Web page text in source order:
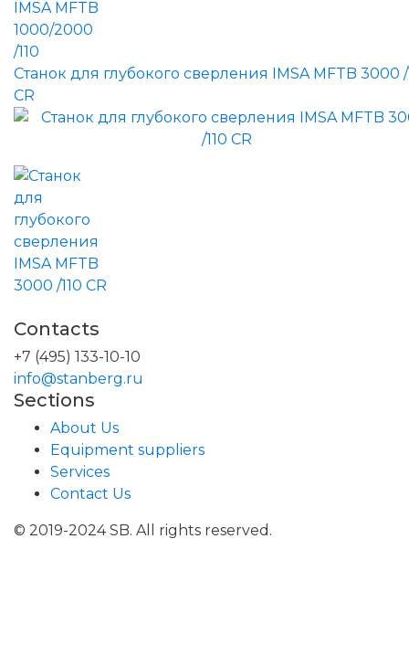
Станок для глубокого сверления IMSA MFTB 3000 /
CR
Contacts
+7 (495) 133-10-10
info@stanberg.ru
Sections
About Us
Equipment suppliers
Services
Contact Us
© 2019-2024 SB. All rights reserved.